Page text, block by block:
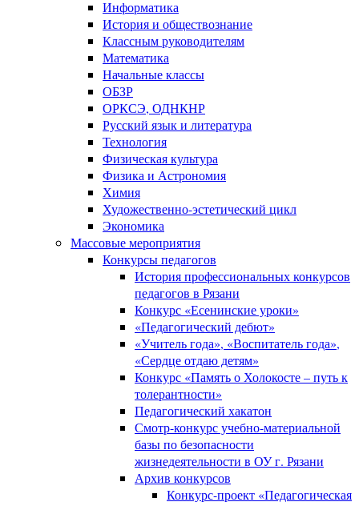
Информатика
История и обществознание
Классным руководителям
Математика
Начальные классы
ОБЗР
ОРКСЭ, ОДНКНР
Русский язык и литература
Технология
Физическая культура
Физика и Астрономия
Химия
Художественно-эстетический цикл
Экономика
Массовые мероприятия
Конкурсы педагогов
История профессиональных конкурсов
педагогов в Рязани
Конкурс «Есенинские уроки»
«Педагогический дебют»
«Учитель года», «Воспитатель года»,
«Сердце отдаю детям»
Конкурс «Память о Холокосте – путь к
толерантности»
Педагогический хакатон
Смотр-конкурс учебно-материальной
базы по безопасности
жизнедеятельности в ОУ г. Рязани
Архив конкурсов
Конкурс-проект «Педагогическая